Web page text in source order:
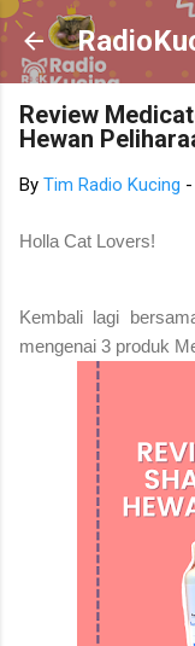
Review
Hewan
By Tim Radio Kucing -
Holla Cat Lovers!
Kembali lagi
mengenai 3 produk